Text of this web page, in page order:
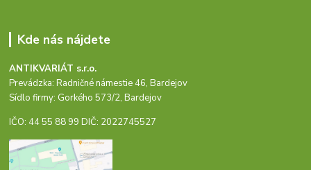
Kde nás nájdete
ANTIKVARIÁT s.r.o.
Prevádzka: Radničné námestie 46, Bardejov
Sídlo firmy: Gorkého 573/2, Bardejov
IČO: 44 55 88 99 DIČ: 2022745527